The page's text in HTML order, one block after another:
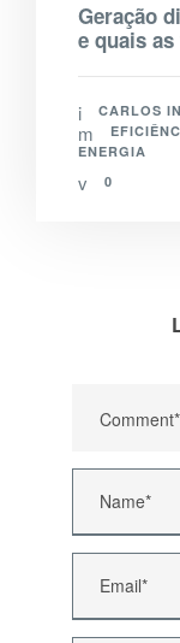
Geração
e quais
CARLOS
ENERGIA
0